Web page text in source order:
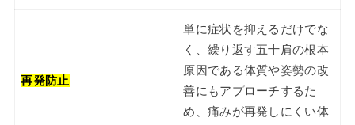
再発防止
単に症状を抑えるだけでな
く、繰り返す五十肩の根本
原因である体質や姿勢の改
善にもアプローチするた
め、痛みが再発しにくい体